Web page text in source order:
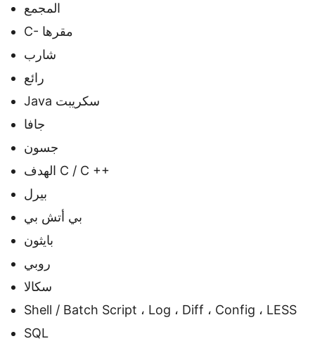
المجمع
C- مقرها
شارب
رائع
Java سكريبت
جافا
جسون
الهدف C / C ++
بيرل
بي أتش بي
بايثون
روبي
سكالا
Shell / Batch Script ، Log ، Diff ، Config ، LESS
SQL